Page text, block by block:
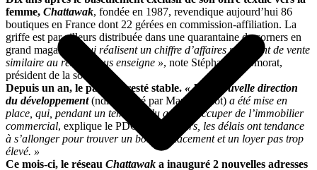
femme, Chattawak, fondée en 1987, revendique aujourd’hui 86
boutiques en France dont 22 gérées en commission-affiliation. La
griffe est par ailleurs distribuée dans une quarantaine de corners en
grand magasin
« qui réalisent un chiffre d’affaires par point de vente
similaire au réseau sous enseigne », note Stéphane Chomorat,
président de la société.
Depuis un an, le parc est resté stable. « Une nouvelle direction
du développement(ndlr : piloté par Marie Pichot) a été mise en
place, qui, pendant un temps, a du aussi s’occuper de l’immobilier
commercial, explique le PDG.
Par ailleurs, les délais ont tendance
à s’allonger pour trouver un bon emplacement et un loyer pas trop
élevé. »
Ce mois-ci, le réseau Chattawak a inauguré 2 nouvelles adresses